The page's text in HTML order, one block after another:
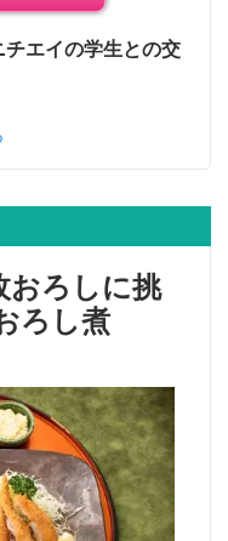
エイの学生との交
おろしに挑
ろし煮